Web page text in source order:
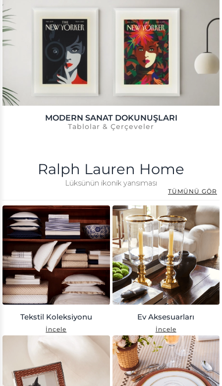
Tablolar & Çerçeveler
MODERN SANAT DOKUNUŞLARI
Ralph Lauren Home
Lüksünün ikonik yansıması
TÜMÜNÜ GÖR
Tekstil Koleksiyonu
İncele
Ev Aksesuarları
İncele